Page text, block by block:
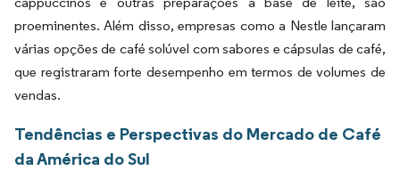
proeminentes. Além disso, empresas como a Nestle lançaram
várias opções de café solúvel com sabores e cápsulas de café,
que registraram forte desempenho em termos de volumes de
vendas.
Tendências e Perspectivas do Mercado de Café
da América do Sul